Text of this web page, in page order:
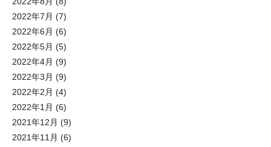
2022年7月 (7)
2022年6月 (6)
2022年5月 (5)
2022年4月 (9)
2022年3月 (9)
2022年2月 (4)
2022年1月 (6)
2021年12月 (9)
2021年11月 (6)